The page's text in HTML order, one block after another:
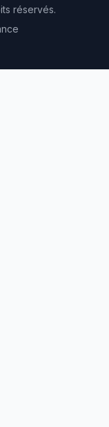
réservés.